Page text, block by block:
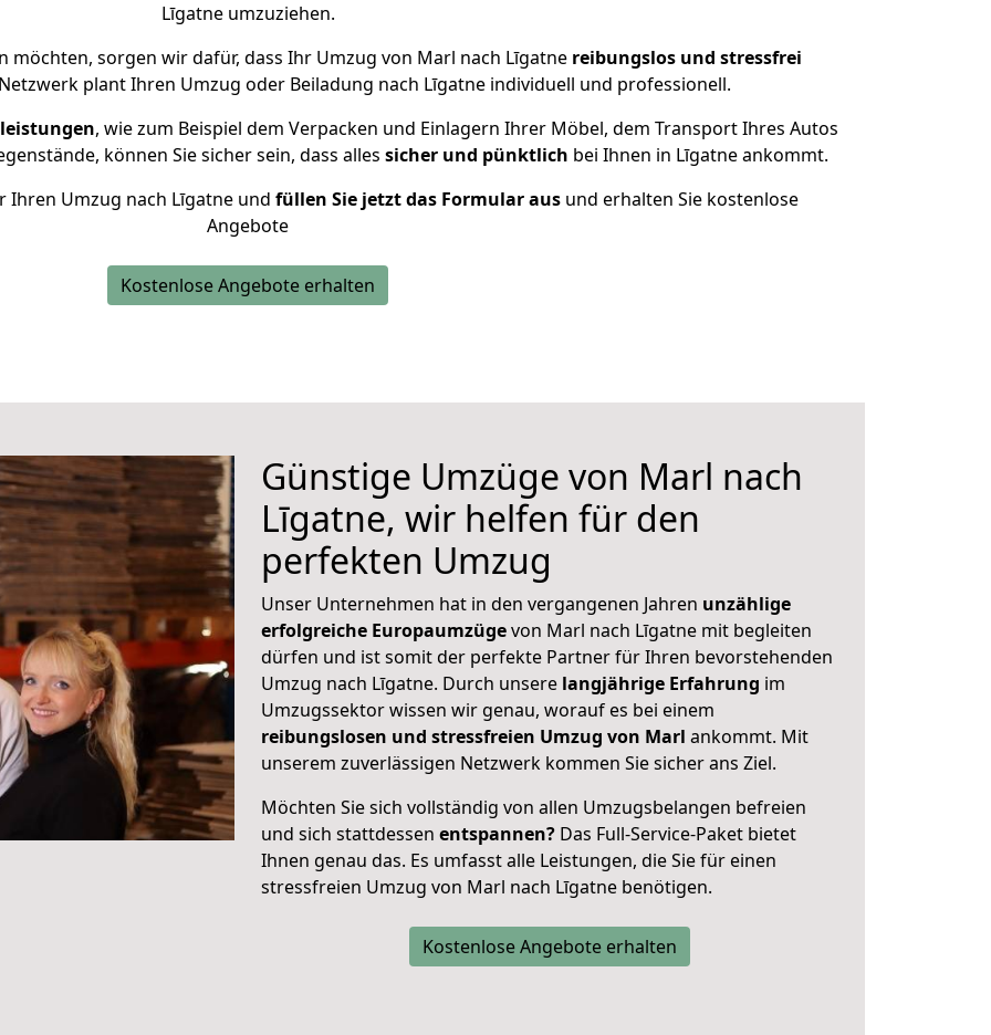
Līgatne umzuziehen.
möchten, sorgen wir dafür, dass Ihr Umzug von Marl nach Līgatne reibungslos und stressfrei
plant Ihren Umzug oder Beiladung nach Līgatne individuell und professionell.
, wie zum Beispiel dem Verpacken und Einlagern Ihrer Möbel, dem Transport Ihres Autos
können Sie sicher sein, dass alles sicher und pünktlich bei Ihnen in Līgatne ankommt.
Ihren Umzug nach Līgatne und füllen Sie jetzt das Formular aus und erhalten Sie kostenlose
Angebote
Kostenlose Angebote erhalten
Günstige Umzüge von Marl nach
Līgatne, wir helfen für den
perfekten Umzug
Unser Unternehmen hat in den vergangenen Jahren unzählige
erfolgreiche Europaumzügevon Marl nach Līgatne mit begleiten
dürfen und ist somit der perfekte Partner für Ihren bevorstehenden
Umzug nach Līgatne. Durch unsere langjährige Erfahrung im
Umzugssektor wissen wir genau, worauf es bei einem
reibungslosen und stressfreien Umzug von Marl ankommt. Mit
unserem zuverlässigen Netzwerk kommen Sie sicher ans Ziel.
Möchten Sie sich vollständig von allen Umzugsbelangen befreien
und sich stattdessen entspannen? Das Full-Service-Paket bietet
Ihnen genau das. Es umfasst alle Leistungen, die Sie für einen
stressfreien Umzug von Marl nach Līgatne benötigen.
Kostenlose Angebote erhalten